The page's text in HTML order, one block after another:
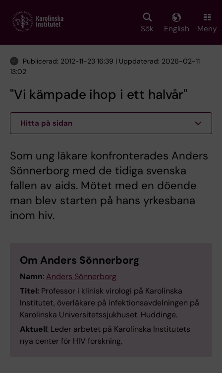
main
Sök English Meny
Publicerad: 2012-11-23 16:39 | Uppdaterad: 2026-02-11
13:02
"Vi kämpade ihop i ett halvår"
Hitta på sidan
Som ung läkare konfronterades Anders
Sönnerborg med de tidiga svenska
fallen av aids. Mötet med en döende
man blev starten på hans yrkesbana
inom hiv.
Om Anders Sönnerborg
Namn: Anders Sönnerborg
Titel: Professor i klinisk virologi på Karolinska
Institutet, överläkare på infektionsavdelningen på
Karolinska Universitetssjukhuset. Huddinge.
Aktuell: Leder arbetet på Karolinska Institutets
nya center för HIV forskning.